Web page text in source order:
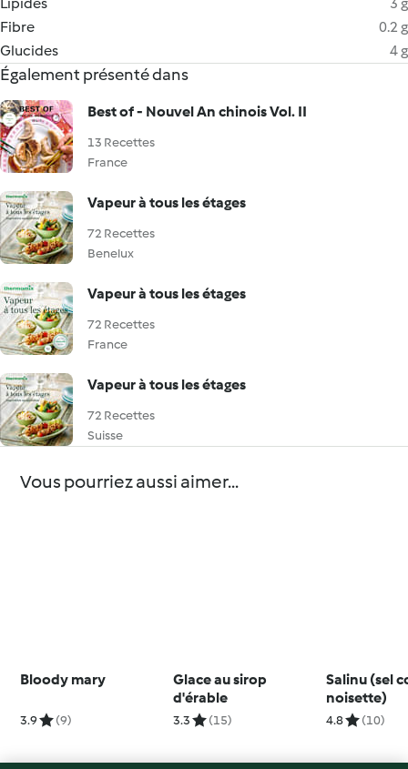
Fibre
0.2 g
Glucides
4 g
Également présenté dans
Best of - Nouvel An chinois Vol. II
13 Recettes
France
Vapeur à tous les étages
72 Recettes
Benelux
Vapeur à tous les étages
72 Recettes
France
Vapeur à tous les étages
72 Recettes
Suisse
Vous pourriez aussi aimer...
Bloody mary
3.9 (9)
Glace au sirop
d'érable
3.3 (15)
Salinu (sel
noisette)
4.8 (10)